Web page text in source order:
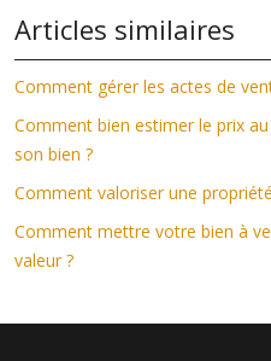
Articles similaires
Comment gérer les actes de
Comment bien estimer le prix
son bien ?
Comment valoriser une
Comment mettre votre bien à
valeur ?